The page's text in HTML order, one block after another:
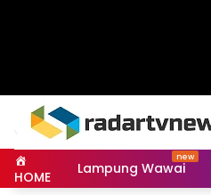
HOME Lampung Wawai